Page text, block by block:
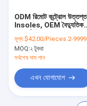
যোগাযোগ করুন
খবর
মামলা
ODM রিমোট কন্ট্রোল উত্তপ্ত
Insoles, OEM বৈদ্যুতিক
মূল্য:$42.00/Pieces 2-9999 Pieces
MOQ:২ টুকরা
সর্বশেষ দাম পান
এখন যোগাযোগ